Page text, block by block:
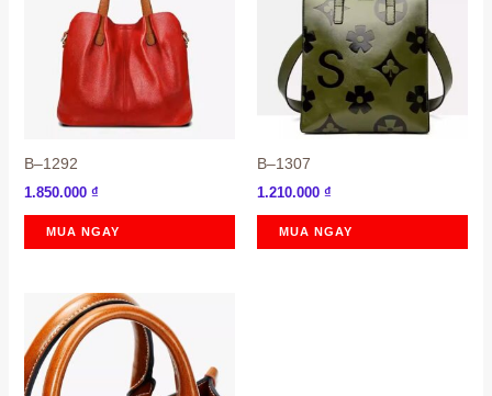
B–1292
1.850.000 ₫
MUA NGAY
B–1307
1.210.000 ₫
MUA NGAY